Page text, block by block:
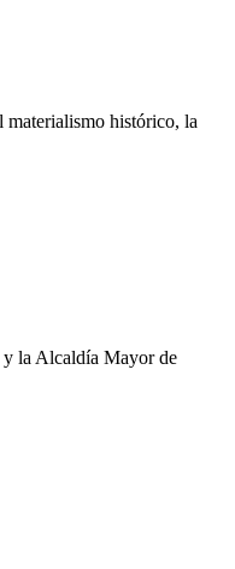
materialismo histórico, la
y la Alcaldía Mayor de